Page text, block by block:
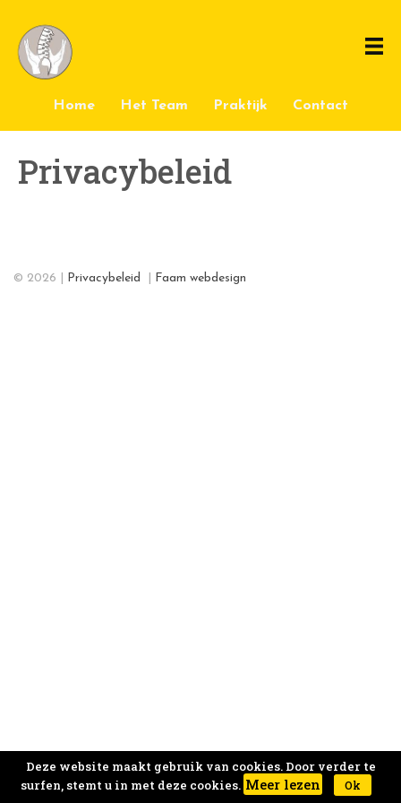
Home Het Team Praktijk Contact
Privacybeleid
© 2026 | Privacybeleid Faam webdesign
Deze website maakt gebruik van cookies. Door verder te
surfen, stemt u in met deze cookies. Meer lezen Ok